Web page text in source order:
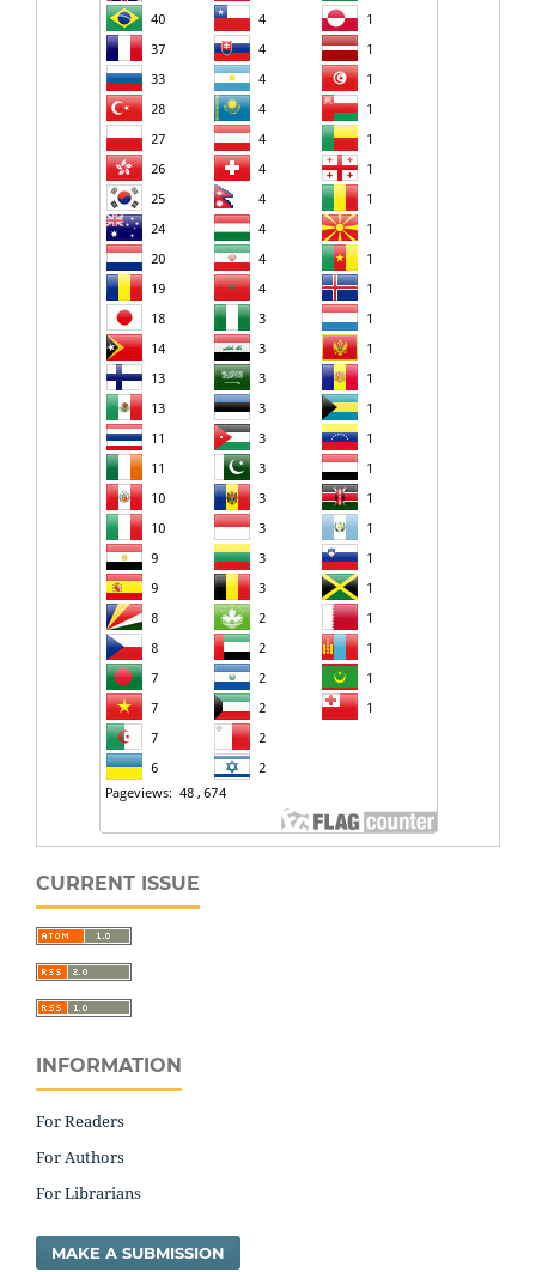
CURRENT ISSUE
INFORMATION
For Readers
For Authors
For Librarians
MAKE A SUBMISSION